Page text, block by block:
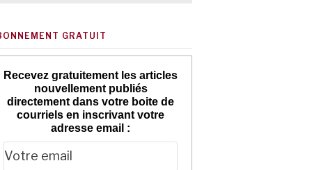
GRATUIT
Recevez gratuitement les articles
nouvellement publiés
directement dans votre boite de
courriels en inscrivant votre
adresse email :